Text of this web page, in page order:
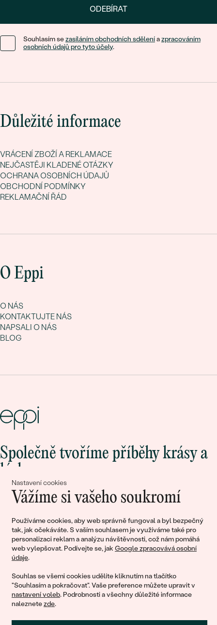
Nastavení cookies
Vážíme si vašeho soukromí
Používáme cookies, aby web správně fungoval a byl bezpečný
tak, jak očekáváte. S vaším souhlasem je využíváme také pro
personalizaci reklam a analýzu návštěvnosti, což nám pomáhá
web vylepšovat. Podívejte se, jak Google zpracovává osobní
údaje.
Souhlas se všemi cookies udělíte kliknutím na tlačítko
"Souhlasím a pokračovat". Vaše preference můžete upravit v
nastavení voleb. Podrobnosti a všechny důležité informace
naleznetezde.
ODEBÍRAT
Souhlasím sezasíláním obchodních sděleníazpracováním
osobních údajů pro tyto účely.
Důležité informace
VRÁCENÍ ZBOŽÍ A REKLAMACE
NEJČASTĚJI KLADENÉ OTÁZKY
OCHRANA OSOBNÍCH ÚDAJŮ
OBCHODNÍ PODMÍNKY
REKLAMAČNÍ ŘÁD
O Eppi
O NÁS
KONTAKTUJTE NÁS
NAPSALI O NÁS
BLOG
Společně tvoříme příběhy krásy a
lásky
Připojte se k nám!
© 2011 - 2026, Eppi.cz